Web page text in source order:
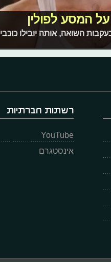
על המסע לפולין
השואה, אותה יובילו כוכבי
רשתות חברתיות
YouTube
אינסטגרם